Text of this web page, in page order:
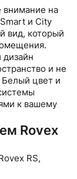
внимание на
и City
вид, который
и не
цвет и
к вашему
Rovex
RS,